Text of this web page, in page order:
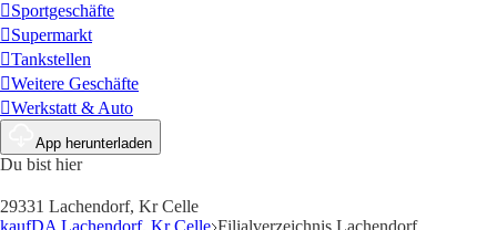
Sportgeschäfte
Supermarkt
Tankstellen
Weitere Geschäfte
Werkstatt & Auto
App herunterladen
Du bist hier
29331 Lachendorf, Kr Celle
kaufDA Lachendorf, Kr Celle Filialverzeichnis Lachendorf